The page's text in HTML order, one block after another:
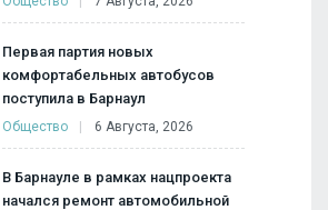
Первая партия новых
комфортабельных автобусов
поступила в Барнаул
Общество 6 Августа, 2026
В Барнауле в рамках нацпроекта
начался ремонт автомобильной